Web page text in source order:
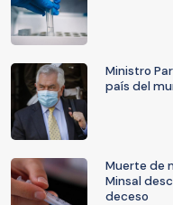
Ministro
país del
Muerte de
Minsal
deceso